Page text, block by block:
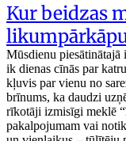
Kur beidzas
Mūsdienu piesātinātajā
ik dienas cīnās par
kļuvis par vienu no
brīnums, ka daudzi
rīkotāji izmisīgi meklē
pakalpojumam vai